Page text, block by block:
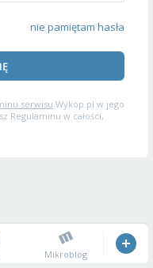
nie pamiętam hasła
serwisu Wykop.pl w jego
Regulaminu w całości,
Mikroblog